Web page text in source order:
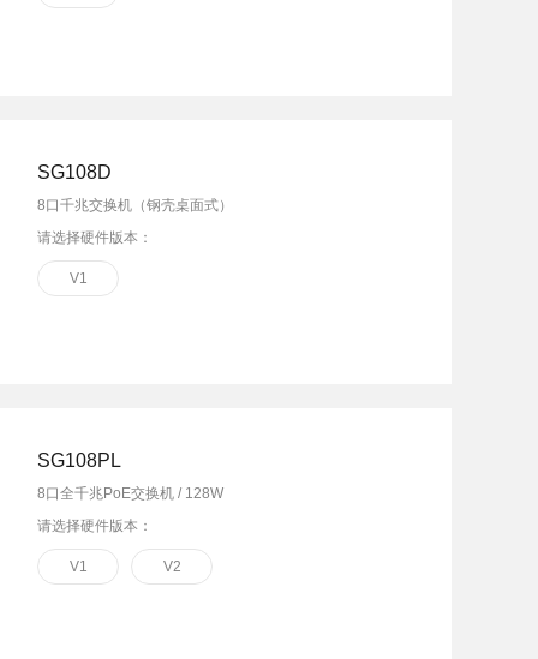
SG108D
8口千兆交换机（钢壳桌面式）
请选择硬件版本：
V1
SG108PL
8口全千兆PoE交换机 / 128W
请选择硬件版本：
V1 V2